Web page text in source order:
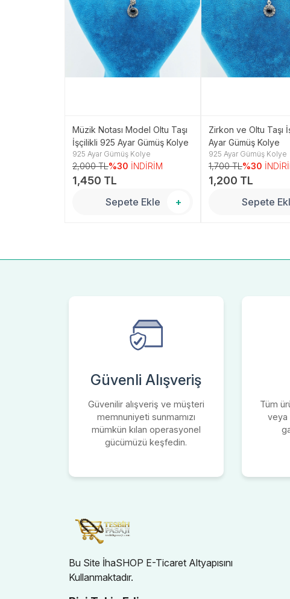
Müzik Notası Model Oltu Taşı
İşçilikli 925 Ayar Gümüş Kolye
925 Ayar Gümüş Kolye
2,000 TL%30 İNDİRİM
1,450 TL
Sepete Ekle +
Zirkon ve Oltu Taşı
Ayar Gümüş Kolye
925 Ayar Gümüş Kolye
1,700 TL%30
1,200 TL
Sepete
Güvenli Alışveriş
Güvenilir alışveriş ve müşteri
memnuniyeti sunmamızı
mümkün kılan operasyonel
gücümüzü keşfedin.
Tüm
veya
Bu Site İhaSHOP E-Ticaret Altyapısını
Kullanmaktadır.